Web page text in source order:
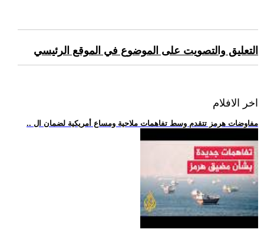
التعليق والتصويت على الموضوع في الموقع الرئيسي
اخر الافلام
.. مفاوضات هرمز تتقدم وسط تفاهمات ملاحية ومساع أمريكية لضمان ال